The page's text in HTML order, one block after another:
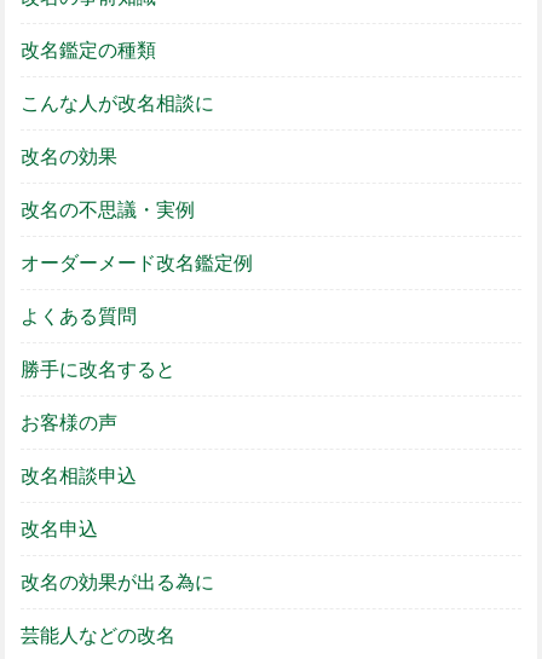
改名鑑定の種類
こんな人が改名相談に
改名の効果
改名の不思議・実例
オーダーメード改名鑑定例
よくある質問
勝手に改名すると
お客様の声
改名相談申込
改名申込
改名の効果が出る為に
芸能人などの改名